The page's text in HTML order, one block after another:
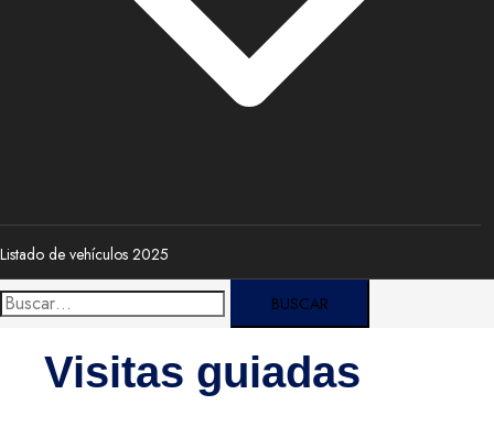
Listado de vehículos 2025
Buscar:
Visitas guiadas